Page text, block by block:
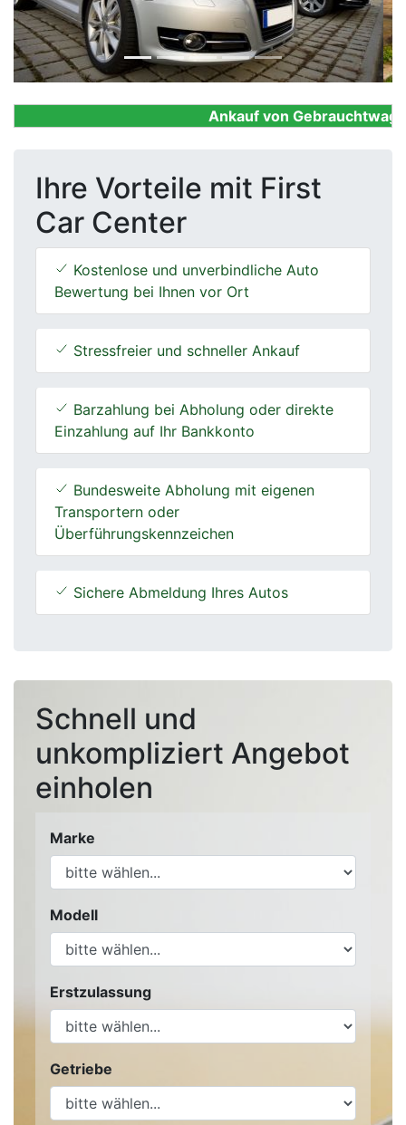
Ankauf von
Ihre Vorteile mit First
Car Center
Kostenlose und unverbindliche Auto
Bewertung bei Ihnen vor Ort
Stressfreier und schneller Ankauf
Barzahlung bei Abholung oder direkte
Einzahlung auf Ihr Bankkonto
Bundesweite Abholung mit eigenen
Transportern oder
Überführungskennzeichen
Sichere Abmeldung Ihres Autos
Schnell und
unkompliziert Angebot
einholen
Marke
Modell
Erstzulassung
Getriebe